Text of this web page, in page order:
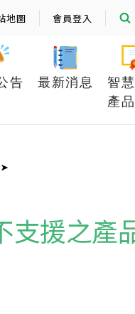
地圖 會員登入
告 最新消息
智
產
➤
支援之產